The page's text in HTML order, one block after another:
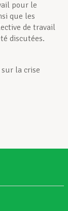
pour le
que les
de travail
discutées.
sur la crise